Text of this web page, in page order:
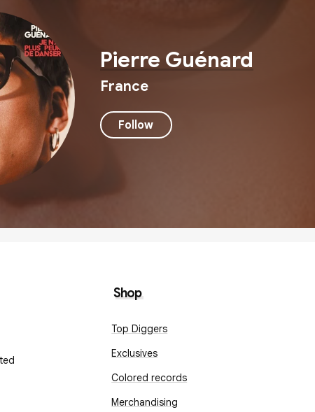
Pierre Guénard
France
Follow
Shop
Top Diggers
Exclusives
Colored records
Merchandising